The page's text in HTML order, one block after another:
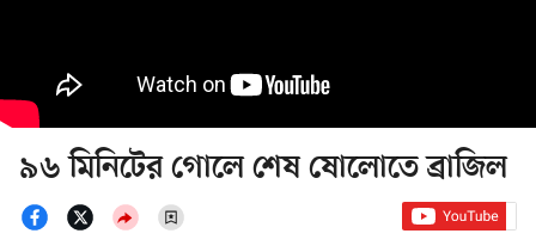
৯৬ মিনিটের গোলে শেষ ষোলোতে ব্রাজিল